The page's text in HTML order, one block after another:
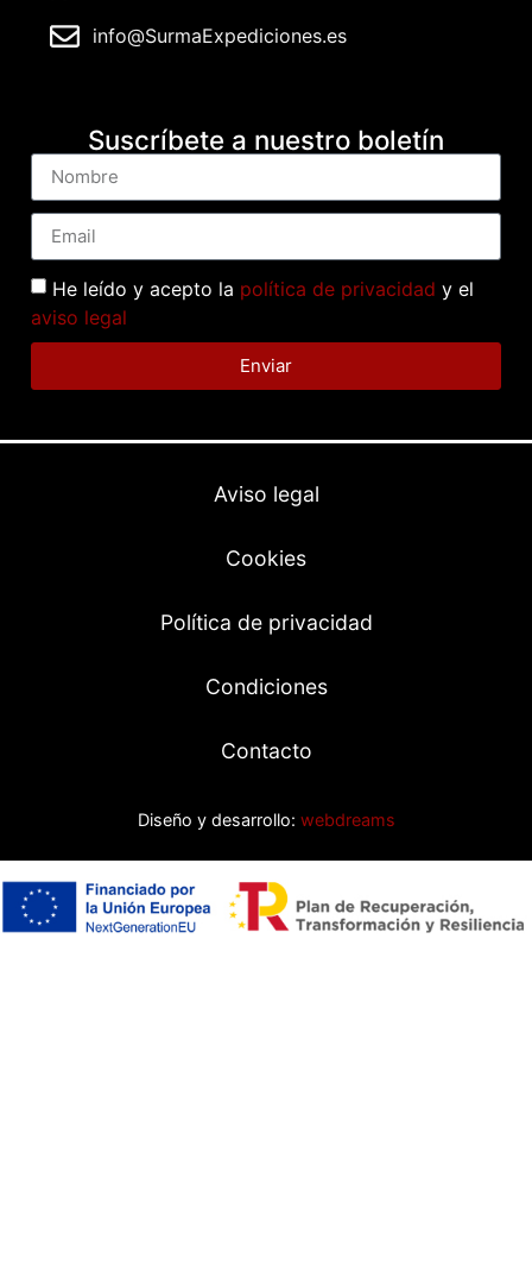
info@SurmaExpediciones.es
Suscríbete a nuestro boletín
He leído y acepto la política de privacidad y el
aviso legal
Enviar
Aviso legal
Cookies
Política de privacidad
Condiciones
Contacto
Diseño y desarrollo: webdreams